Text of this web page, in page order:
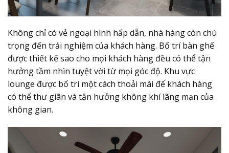
Không chỉ có vẻ ngoại hình hấp dẫn, nhà hàng còn chú
trọng đến trải nghiệm của khách hàng. Bố trí bàn ghế
được thiết kế sao cho mọi khách hàng đều có thể tận
hưởng tầm nhìn tuyệt vời từ mọi góc độ. Khu vực
lounge được bố trí một cách thoải mái để khách hàng
có thể thư giãn và tận hưởng không khí lãng mạn của
không gian.